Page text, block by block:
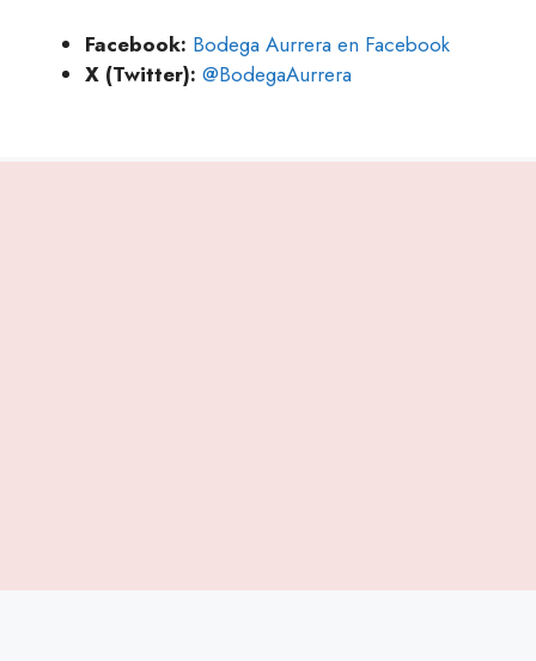
Facebook: Bodega Aurrera en Facebook
X (Twitter): @BodegaAurrera